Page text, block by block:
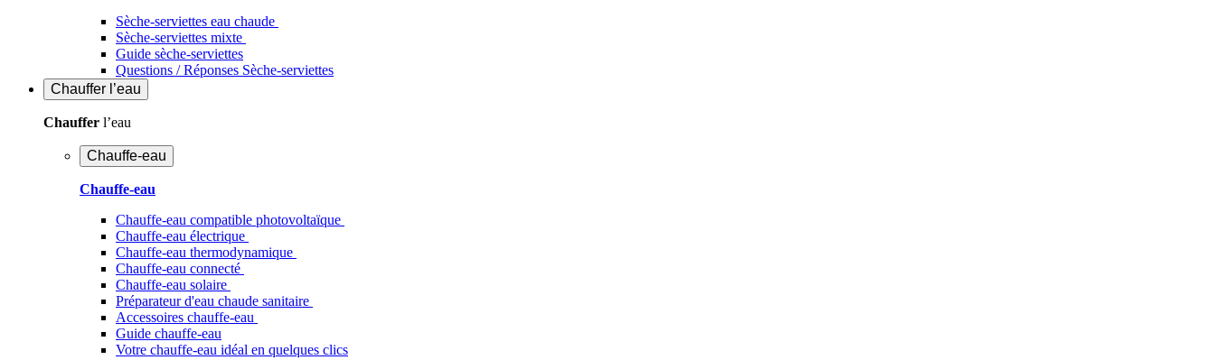
Sèche-serviettes eau chaude
Sèche-serviettes mixte
Guide sèche-serviettes
Questions / Réponses Sèche-serviettes
Chauffer l’eau
Chauffer l’eau
Chauffe-eau
Chauffe-eau
Chauffe-eau compatible photovoltaïque
Chauffe-eau électrique
Chauffe-eau thermodynamique
Chauffe-eau connecté
Chauffe-eau solaire
Préparateur d'eau chaude sanitaire
Accessoires chauffe-eau
Guide chauffe-eau
Votre chauffe-eau idéal en quelques clics